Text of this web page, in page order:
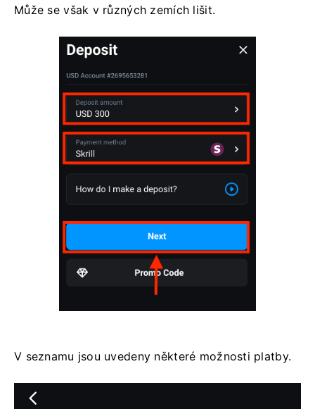
Může se však v různých zemích lišit.
V seznamu jsou uvedeny některé možnosti platby.